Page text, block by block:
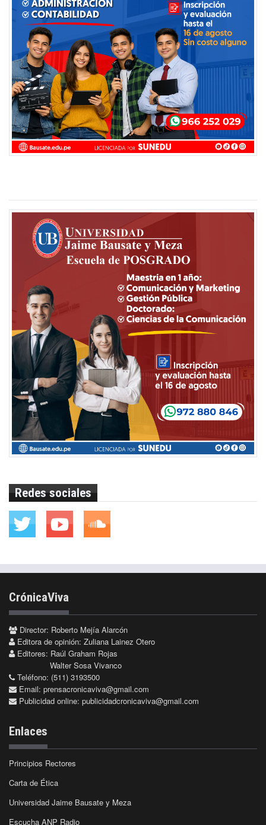
Redes sociales
CrónicaViva
Director: Roberto Mejía Alarcón
Editora de opinión: Zuliana Lainez Otero
Editores: Raúl Graham Rojas
Walter Sosa Vivanco
Teléfono: (511) 3193500
Email: prensacronicaviva@gmail.com
Publicidad online: publicidadcronicaviva@gmail.com
Enlaces
Principios Rectores
Carta de Ética
Universidad Jaime Bausate y Meza
Escucha ANP Radio